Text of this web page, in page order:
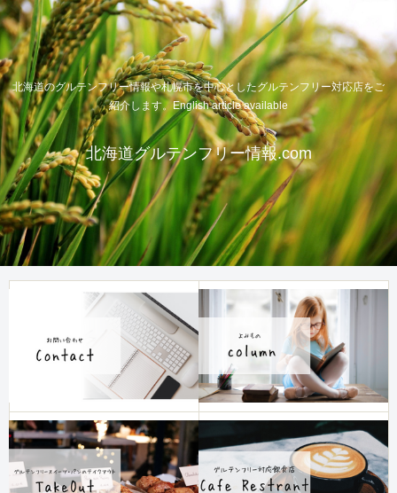
北海道のグルテンフリー情報や札幌市を中心としたグルテンフリー対応店をご
紹介します。English article available
北海道グルテンフリー情報.com